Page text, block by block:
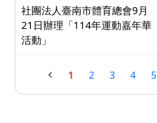
社團法人臺南市體育總會9月
21日辦理「114年運動嘉年華
活動」
1 2 3 4 5